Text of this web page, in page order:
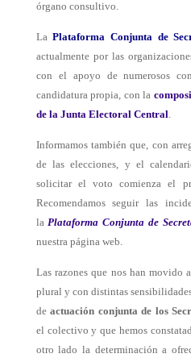
órgano consultivo.
LaPlataforma Conjunta de
actualmente por las
con el apoyo de numerosos
candidatura propia, con la
de la Junta Electoral Central.
Informamos también que, con
de las elecciones, y el
solicitar el voto comienza el
Recomendamos seguir las
laPlataforma Conjunta de
nuestra página web.
Las razones que nos han movido
plural y con distintas
deactuación conjunta de los
el colectivo y que hemos
otro lado la determinación a